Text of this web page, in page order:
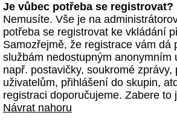
Je vůbec potřeba se registrovat?
Nemusíte. Vše je na
potřeba se registrovat ke vkládání
Samozřejmě, že registrace vám dá
službám nedostupným anonymním
např. postavičky, soukromé zprávy,
uživatelům, přihlášení do skupin,
registraci doporučujeme. Zabere to
Návrat nahoru